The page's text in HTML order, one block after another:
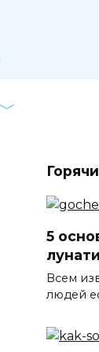
5
Всем
людей